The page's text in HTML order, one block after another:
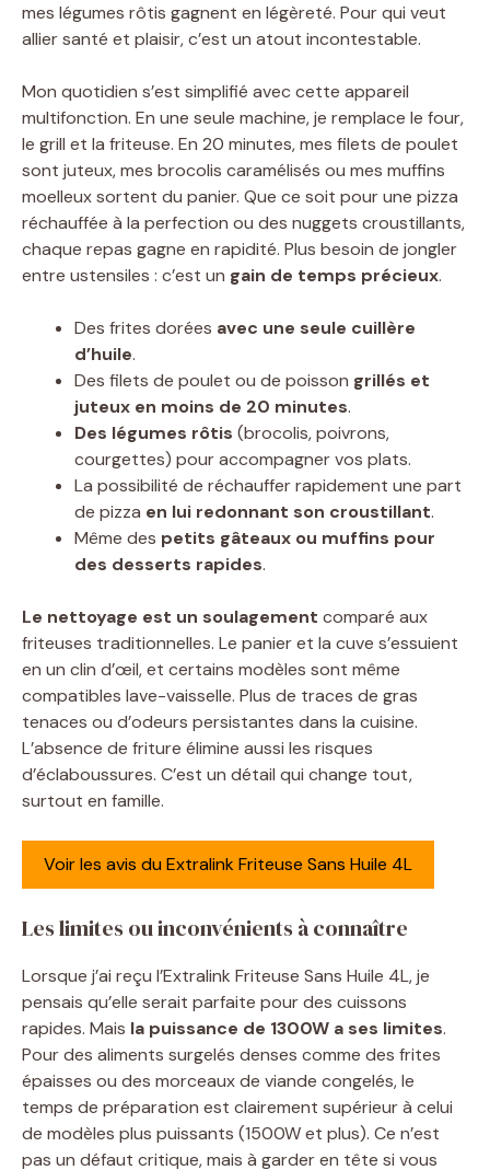
mes légumes rôtis gagnent en légèreté. Pour qui veut
allier santé et plaisir, c’est un atout incontestable.
Mon quotidien s’est simplifié avec cette appareil
multifonction. En une seule machine, je remplace le four,
le grill et la friteuse. En 20 minutes, mes filets de poulet
sont juteux, mes brocolis caramélisés ou mes muffins
moelleux sortent du panier. Que ce soit pour une pizza
réchauffée à la perfection ou des nuggets croustillants,
chaque repas gagne en rapidité. Plus besoin de jongler
entre ustensiles : c’est un gain de temps précieux.
Des frites dorées avec une seule cuillère
d’huile.
Des filets de poulet ou de poisson grillés et
juteux en moins de 20 minutes.
Des légumes rôtis (brocolis, poivrons,
courgettes) pour accompagner vos plats.
La possibilité de réchauffer rapidement une part
de pizza en lui redonnant son croustillant.
Même des petits gâteaux ou muffins pour
des desserts rapides.
Le nettoyage est un soulagement comparé aux
friteuses traditionnelles. Le panier et la cuve s’essuient
en un clin d’œil, et certains modèles sont même
compatibles lave-vaisselle. Plus de traces de gras
tenaces ou d’odeurs persistantes dans la cuisine.
L’absence de friture élimine aussi les risques
d’éclaboussures. C’est un détail qui change tout,
surtout en famille.
Voir les avis du Extralink Friteuse Sans Huile 4L
Les limites ou inconvénients à connaître
Lorsque j’ai reçu l’Extralink Friteuse Sans Huile 4L, je
pensais qu’elle serait parfaite pour des cuissons
rapides. Mais la puissance de 1300W a ses limites.
Pour des aliments surgelés denses comme des frites
épaisses ou des morceaux de viande congelés, le
temps de préparation est clairement supérieur à celui
de modèles plus puissants (1500W et plus). Ce n’est
pas un défaut critique, mais à garder en tête si vous